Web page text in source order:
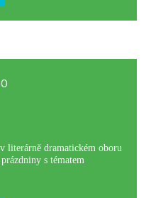
literárně dramatickém oboru
s tématem